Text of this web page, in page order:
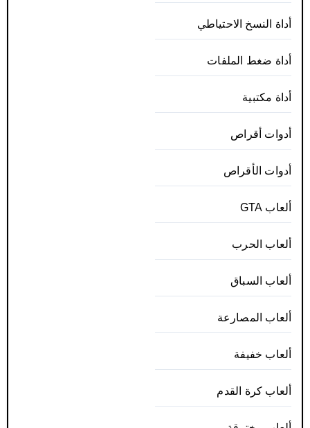
أداة النسخ الاحتياطي
أداة ضغط الملفات
أداة مكتبية
أدوات أقراص
أدوات الأقراص
ألعاب GTA
ألعاب الحرب
ألعاب السباق
ألعاب المصارعة
ألعاب خفيفة
ألعاب كرة القدم